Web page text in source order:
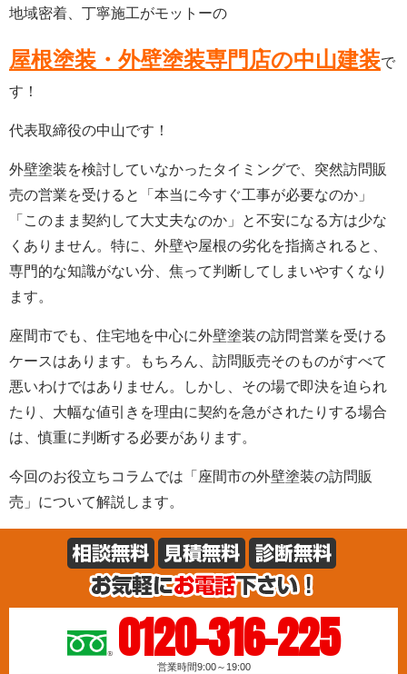
地域密着、丁寧施工がモットーの
屋根塗装・外壁塗装専門店の中山建装で
す！
代表取締役の中山です！
外壁塗装を検討していなかったタイミングで、突然訪問販
売の営業を受けると「本当に今すぐ工事が必要なのか」
「このまま契約して大丈夫なのか」と不安になる方は少な
くありません。特に、外壁や屋根の劣化を指摘されると、
専門的な知識がない分、焦って判断してしまいやすくなり
ます。
座間市でも、住宅地を中心に外壁塗装の訪問営業を受ける
ケースはあります。もちろん、訪問販売そのものがすべて
悪いわけではありません。しかし、その場で即決を迫られ
たり、大幅な値引きを理由に契約を急がされたりする場合
は、慎重に判断する必要があります。
今回のお役立ちコラムでは「座間市の外壁塗装の訪問販
売」について解説します。
0120-316-225
営業時間9:00～19:00